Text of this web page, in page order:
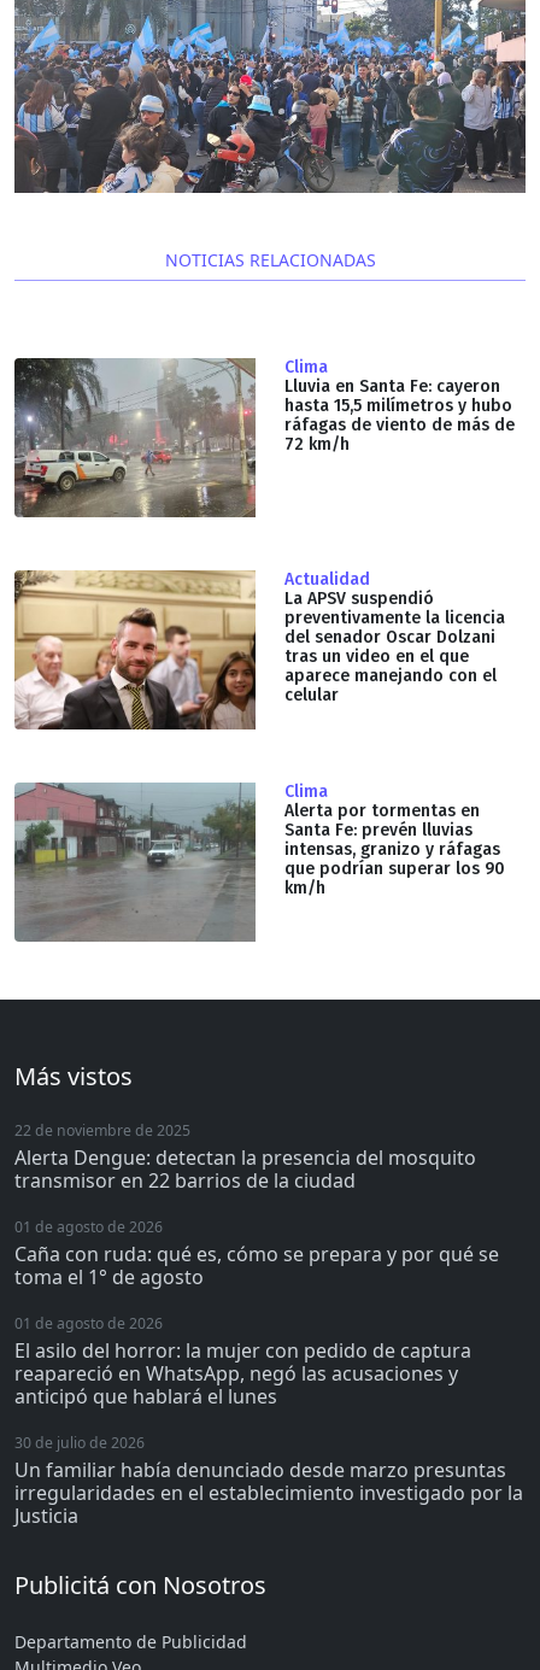
NOTICIAS RELACIONADAS
Clima
Lluvia en Santa Fe: cayeron
hasta 15,5 milímetros y hubo
ráfagas de viento de más de
72 km/h
Actualidad
La APSV suspendió
preventivamente la licencia
del senador Oscar Dolzani
tras un video en el que
aparece manejando con el
celular
Clima
Alerta por tormentas en
Santa Fe: prevén lluvias
intensas, granizo y ráfagas
que podrían superar los 90
km/h
Más vistos
22 de noviembre de 2025
Alerta Dengue: detectan la presencia del mosquito
transmisor en 22 barrios de la ciudad
01 de agosto de 2026
Caña con ruda: qué es, cómo se prepara y por qué se
toma el 1° de agosto
01 de agosto de 2026
El asilo del horror: la mujer con pedido de captura
reapareció en WhatsApp, negó las acusaciones y
anticipó que hablará el lunes
30 de julio de 2026
Un familiar había denunciado desde marzo presuntas
irregularidades en el establecimiento investigado por la
Justicia
Publicitá con Nosotros
Departamento de Publicidad